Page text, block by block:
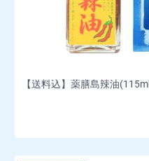
【送料込】薬膳島辣油